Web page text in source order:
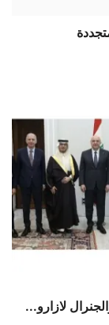
لازارو...